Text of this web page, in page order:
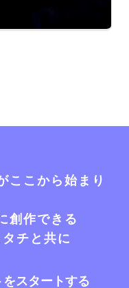
ここから始まり
創作できる
チと共に
スタートする